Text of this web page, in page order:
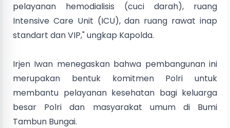
pelayanan hemodialisis (cuci darah), ruang
Intensive Care Unit (ICU), dan ruang rawat inap
standart dan VIP," ungkap Kapolda.
Irjen Iwan menegaskan bahwa pembangunan ini
merupakan bentuk komitmen Polri untuk
membantu pelayanan kesehatan bagi keluarga
besar Polri dan masyarakat umum di Bumi
Tambun Bungai.